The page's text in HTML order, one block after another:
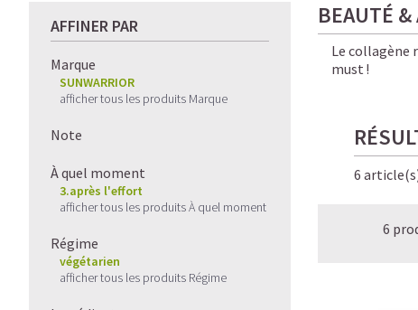
AFFINER PAR
Marque
SUNWARRIOR
afficher tous les produits Marque
Note
À quel moment
3.après l'effort
afficher tous les produits À quel moment
Régime
végétarien
afficher tous les produits Régime
BEAUTÉ
Le collagène
must !
6
6